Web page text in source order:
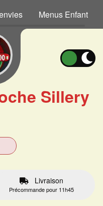
Menus Enfant
Sillery
Livraison
Précommande pour 11h45